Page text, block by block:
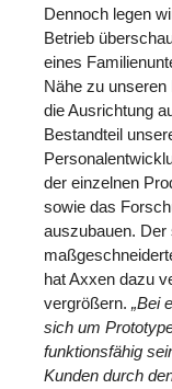
Dennoch legen
Betrieb
eines
Nähe zu unseren
die Ausrichtung
Bestandteil
der einzelnen
sowie das
auszubauen. Der
hat Axxen dazu
vergrößern. „Bei
sich um
funktionsfähig
Kunden durch